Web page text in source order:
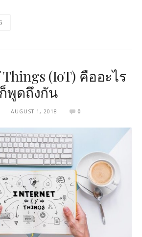
(IoT) คืออะไร
พูดถึงกัน
AUGUST 1, 2018 0